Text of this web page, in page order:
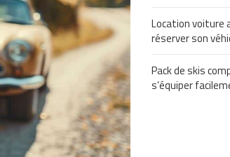
Location voiture
réserver son
Pack de skis
s’équiper